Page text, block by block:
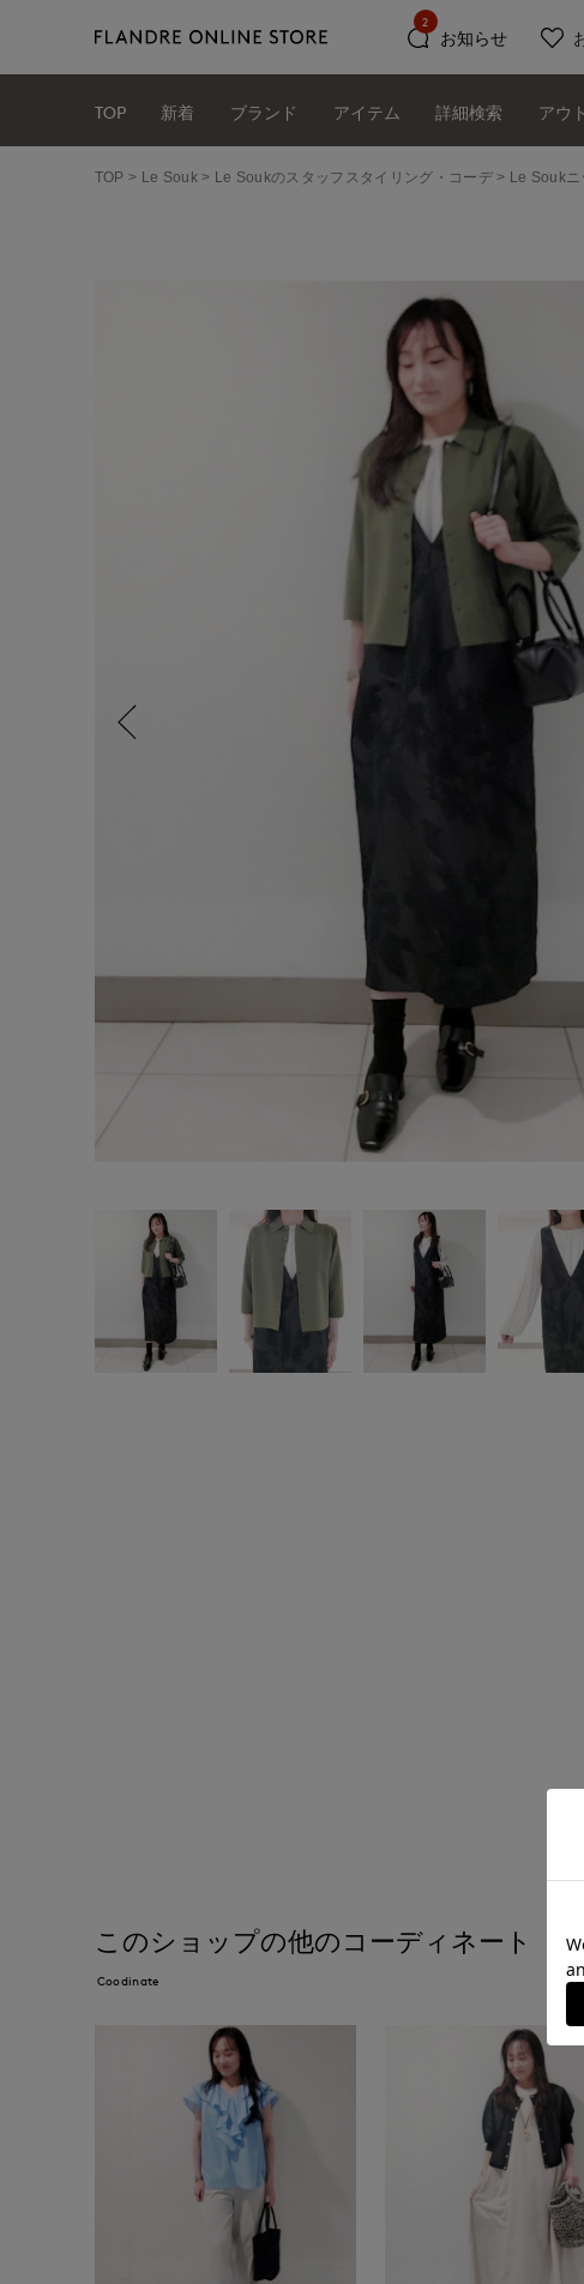
お知らせ
2
TOP 新着 ブランド アイテム 詳細検索 アウ
TOP Le Souk Le Soukのスタッフスタイリング・コーデ Le Souk
このショップの他のコーディネート
Coodinate